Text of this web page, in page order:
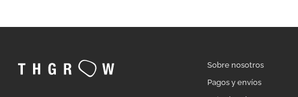
Sobre nosotros
Pagos y envíos